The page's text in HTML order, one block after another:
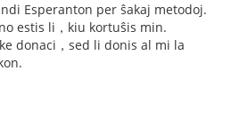
Esperanton per ŝakaj metodoj.
estis li，kiu kortuŝis min.
donaci，sed li donis al mi la